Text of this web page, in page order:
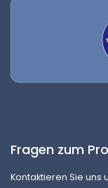
Fragen zum
Kontaktieren Sie uns